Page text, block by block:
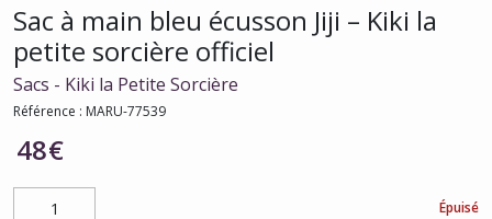
Sac à main bleu écusson Jiji – Kiki la
petite sorcière officiel
Sacs - Kiki la Petite Sorcière
Référence : MARU-77539
48€
Épuisé